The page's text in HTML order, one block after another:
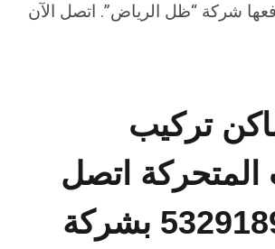
شركة “ظل الرياض”. اتصل الآن
تركيب
المتحركة اتصل
الآن 532918998 بشركة